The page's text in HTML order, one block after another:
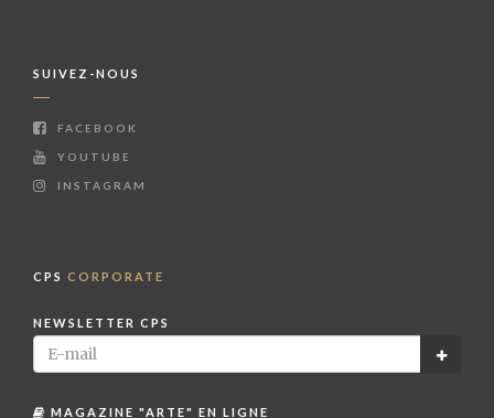
SUIVEZ-NOUS
FACEBOOK
YOUTUBE
INSTAGRAM
CPS CORPORATE
NEWSLETTER CPS
MAGAZINE "ARTE" EN LIGNE